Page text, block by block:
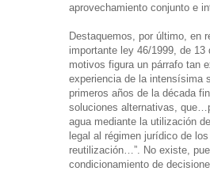
aprovechamiento conjunto e
Destaquemos, por último, en
importante ley 46/1999, de
motivos figura un párrafo tan
experiencia de la intensísima
primeros años de la década
soluciones alternativas,
agua mediante la utilización
legal al régimen jurídico de
reutilización…”. No existe,
condicionamiento de